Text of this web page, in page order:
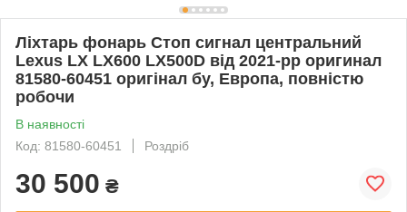
Ліхтарь фонарь Стоп сигнал центральний
Lexus LX LX600 LX500D від 2021-рр оригинал
81580-60451 оригінал бу, Европа, повністю
робочи
В наявності
Код: 81580-60451
Роздріб
30 500 ₴